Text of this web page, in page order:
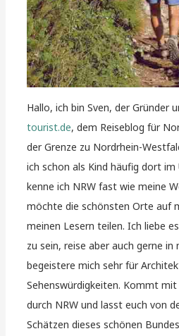
Hallo, ich bin Sven, der Gründer
tourist.de, dem Reiseblog für
der Grenze zu Nordrhein-
ich schon als Kind häufig dort im
kenne ich NRW fast wie meine
möchte die schönsten Orte auf
meinen Lesern teilen. Ich liebe
zu sein, reise aber auch gerne in
begeistere mich sehr für
Sehenswürdigkeiten. Kommt mit
durch NRW und lasst euch von
Schätzen dieses schönen